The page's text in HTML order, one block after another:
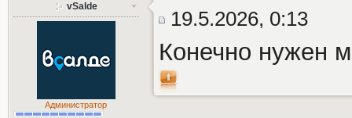
vSalde
Администратор
19.5.2026, 0:13
Конечно нужен